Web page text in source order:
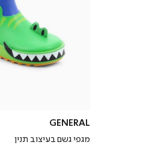
GENERAL
מגפי גשם בעיצוב תנין